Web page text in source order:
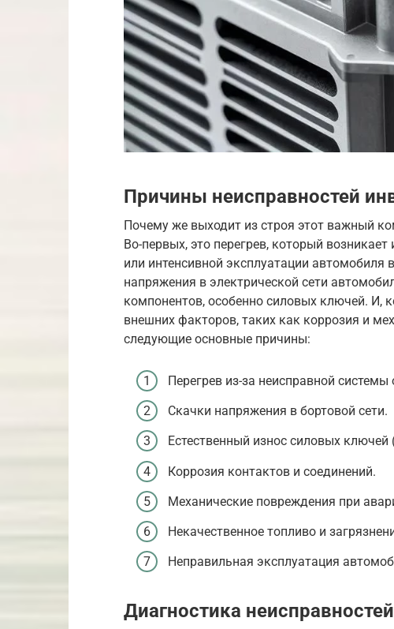
Причины неисправностей
Почему же выходит из строя этот важный
Во-первых, это перегрев, который
или интенсивной эксплуатации автомобиля
напряжения в электрической сети
компонентов, особенно силовых ключей. И,
внешних факторов, таких как коррозия и
следующие основные причины:
Перегрев из-за неисправной
Скачки напряжения в бортовой сети.
Естественный износ силовых ключей
Коррозия контактов и соединений.
Механические повреждения при
Некачественное топливо и
Неправильная эксплуатация
Диагностика